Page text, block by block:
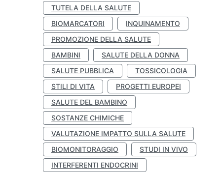
TUTELA DELLA SALUTE
BIOMARCATORI
INQUINAMENTO
PROMOZIONE DELLA SALUTE
BAMBINI
SALUTE DELLA DONNA
SALUTE PUBBLICA
TOSSICOLOGIA
STILI DI VITA
PROGETTI EUROPEI
SALUTE DEL BAMBINO
SOSTANZE CHIMICHE
VALUTAZIONE IMPATTO SULLA SALUTE
BIOMONITORAGGIO
STUDI IN VIVO
INTERFERENTI ENDOCRINI